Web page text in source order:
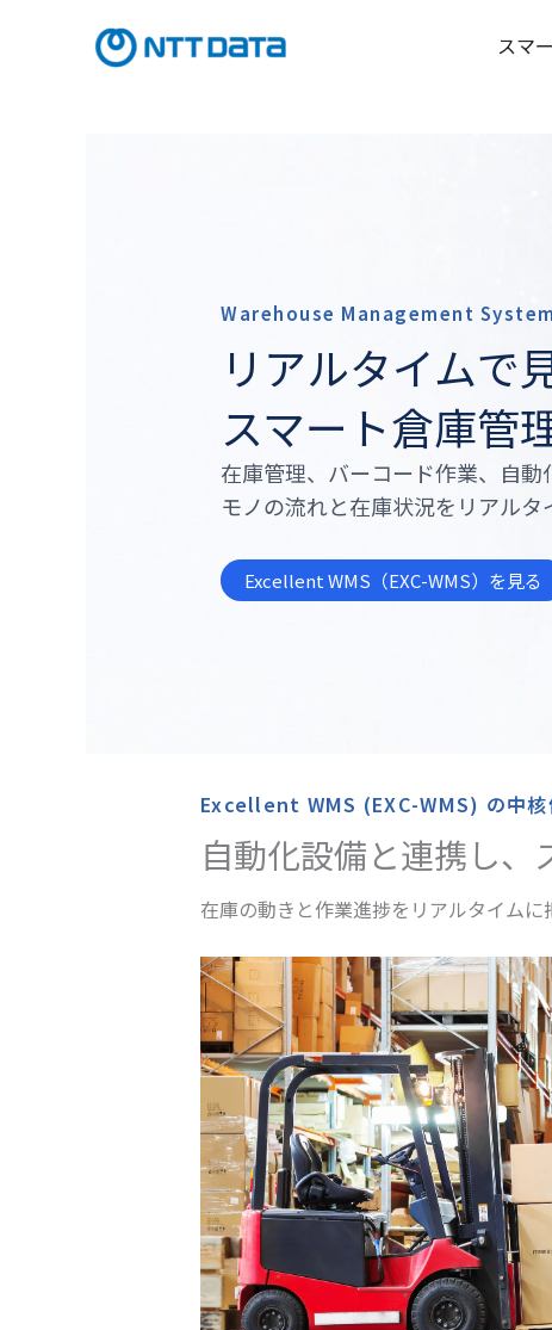
スマ
Warehouse Management System
リアルタイムで
スマート倉庫管
在庫管理、バーコード作業、自動
モノの流れと在庫状況をリアル
Excellent WMS（EXC-WMS）を見る
Excellent WMS (EXC-WMS) の中核
自動化設備と連携し
在庫の動きと作業進捗をリアルタイムに